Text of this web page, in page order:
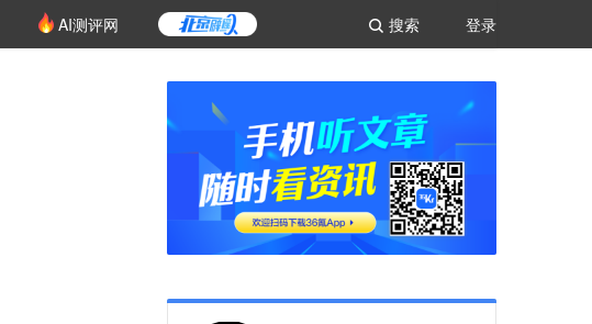
登录
搜索
AI测评网